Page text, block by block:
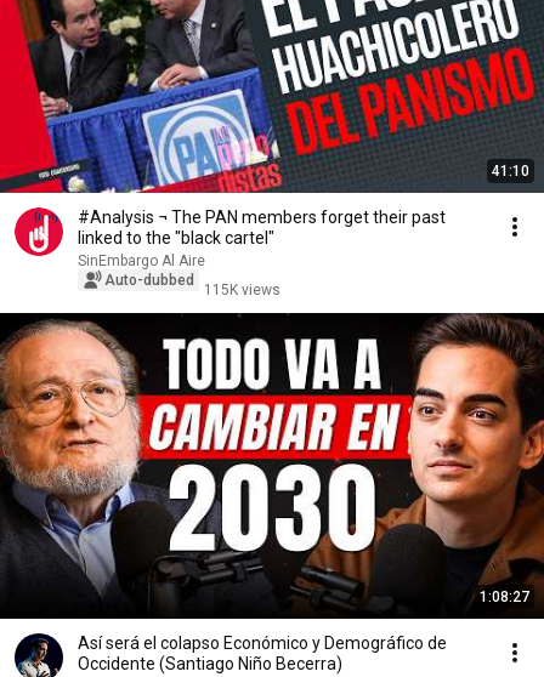
41:10
#Analysis ¬ The PAN members forget their past
linked to the "black cartel"
SinEmbargo Al Aire
Auto-dubbed
115K views
1:08:27
Así será el colapso Económico y Demográfico de
Occidente (Santiago Niño Becerra)